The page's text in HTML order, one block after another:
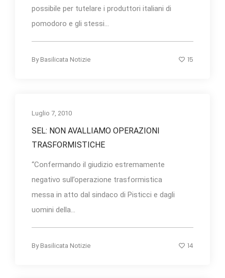
possibile per tutelare i produttori italiani di
pomodoro e gli stessi...
By Basilicata Notizie 15
Luglio 7, 2010
SEL: NON AVALLIAMO OPERAZIONI
TRASFORMISTICHE
“Confermando il giudizio estremamente
negativo sull’operazione trasformistica
messa in atto dal sindaco di Pisticci e dagli
uomini della...
By Basilicata Notizie 14